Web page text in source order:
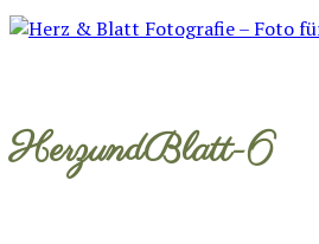
HerzundBlatt-6